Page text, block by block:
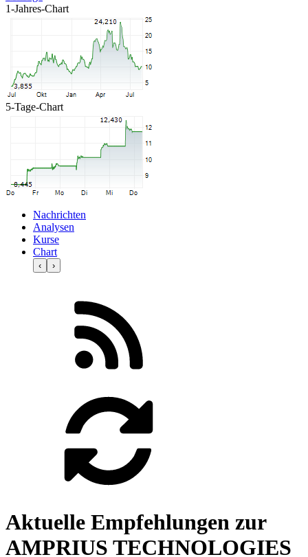
1-Jahres-Chart
5-Tage-Chart
Nachrichten
Analysen
Kurse
Chart
‹ ›
Aktuelle Empfehlungen zur
AMPRIUS TECHNOLOGIES